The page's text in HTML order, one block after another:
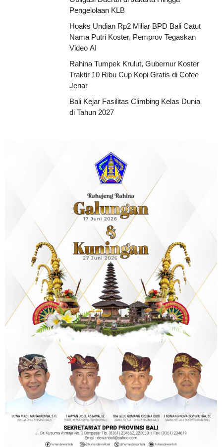
Pengelolaan KLB
Hoaks Undian Rp2 Miliar BPD Bali Catut
Nama Putri Koster, Pemprov Tegaskan
Video AI
Rahina Tumpek Krulut, Gubernur Koster
Traktir 10 Ribu Cup Kopi Gratis di Cofee
Jenar
Bali Kejar Fasilitas Climbing Kelas Dunia
di Tahun 2027